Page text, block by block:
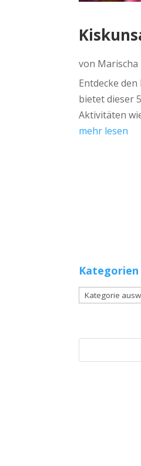
von Marischa
Entdecke
bietet dieser
Aktivitäten
mehr lesen
Kategorien
Kategorien